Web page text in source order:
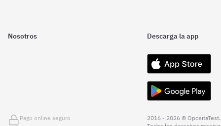
Nosotros Descarga la app
Pago online seguro
2016 - 2026 © OpositaTest.